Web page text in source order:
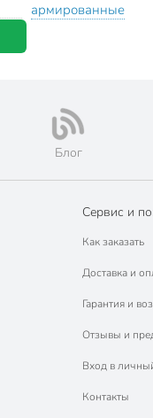
армированные
Блог
Сервис и
Как заказать
Доставка и
Гарантия и
Отзывы и
Вход в
Контакты